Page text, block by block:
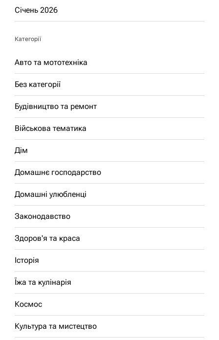
Січень 2026
Категорії
Авто та мототехніка
Без категорії
Будівництво та ремонт
Військова тематика
Дім
Домашнє господарство
Домашні улюбленці
Законодавство
Здоров'я та краса
Історія
Їжа та кулінарія
Космос
Культура та мистецтво